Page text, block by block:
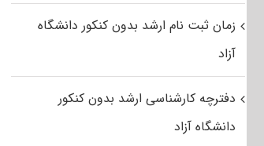
زمان ثبت نام ارشد بدون کنکور دانشگاه
آزاد
دفترچه کارشناسی ارشد بدون کنکور
دانشگاه آزاد